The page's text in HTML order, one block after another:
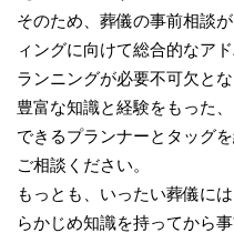
そのため、葬儀の事前相談
ィングに向けて総合的なア
ランニングが必要不可欠とな
豊富な知識と経験をもった
できるプランナーとタッグ
ご相談ください。
もっとも、いったい葬儀に
らかじめ知識を持ってから